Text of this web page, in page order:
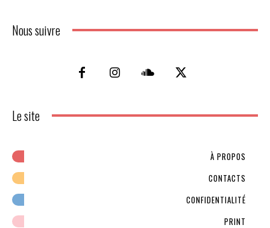
Nous suivre
Le site
À PROPOS
CONTACTS
CONFIDENTIALITÉ
PRINT